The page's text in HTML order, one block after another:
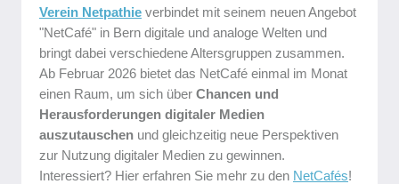
Verein Netpathie verbindet mit seinem neuen Angebot
"NetCafé" in Bern digitale und analoge Welten und
bringt dabei verschiedene Altersgruppen zusammen.
Ab Februar 2026 bietet das NetCafé einmal im Monat
einen Raum, um sich über Chancen und
Herausforderungen digitaler Medien
auszutauschen und gleichzeitig neue Perspektiven
zur Nutzung digitaler Medien zu gewinnen.
Interessiert? Hier erfahren Sie mehr zu den NetCafés!